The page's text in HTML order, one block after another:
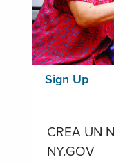
Sign Up
CREA UN
NY.GOV